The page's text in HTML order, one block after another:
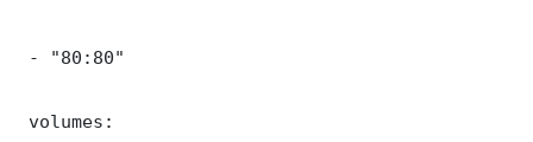
- "80:80"
volumes: